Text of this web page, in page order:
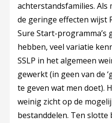
achterstandsfamilies. Als
de geringe effecten wijst
Sure Start-programma’s
hebben, veel variatie
SSLP in het algemeen
gewerkt (in geen van de
te geven wat men doet).
weinig zicht op de
bestanddelen. Ten